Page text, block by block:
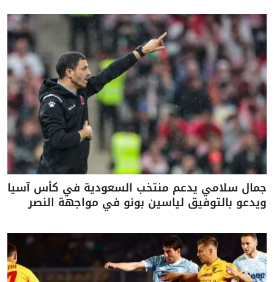
جمال سلامي يدعم منتخب السعودية في كأس آسيا
ويدعو بالتوفيق لياسين بونو في مواجهة النصر